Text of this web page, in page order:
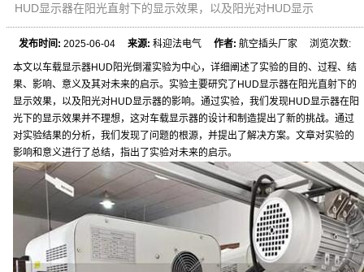
HUD显示器在阳光直射下的显示效果，以及阳光对HUD显示
发布时间: 2025-06-04来源: 科迎法电气作者: 航空插头厂家 浏览次数:
本文以车载显示器HUD阳光倒灌实验为中心，详细阐述了实验的目的、过程、结
果、影响、意义及其对未来的启示。实验主要研究了HUD显示器在阳光直射下的
显示效果，以及阳光对HUD显示器的影响。通过实验，我们发现HUD显示器在阳
光下的显示效果并不理想，这对车载显示器的设计和制造提出了新的挑战。通过
对实验结果的分析，我们发现了问题的根源，并提出了解决方案。文章对实验的
影响和意义进行了总结，指出了实验对未来的启示。